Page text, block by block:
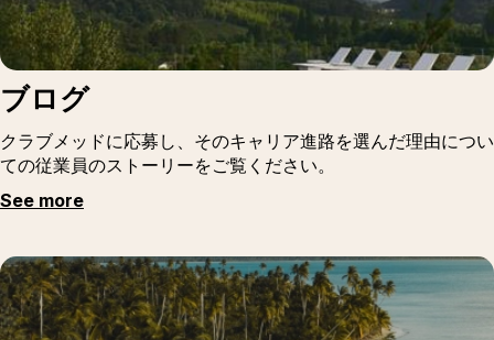
ブログ
クラブメッドに応募し、そのキャリア進路を選んだ理由につい
ての従業員のストーリーをご覧ください。
See more